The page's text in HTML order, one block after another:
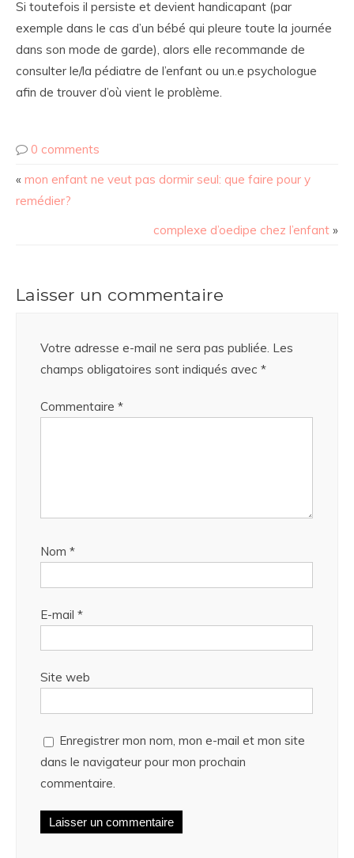
Si toutefois il persiste et devient handicapant (par
exemple dans le cas d’un bébé qui pleure toute la journée
dans son mode de garde), alors elle recommande de
consulter le/la pédiatre de l’enfant ou un.e psychologue
afin de trouver d’où vient le problème.
0 comments
« mon enfant ne veut pas dormir seul: que faire pour y
remédier?
complexe d’oedipe chez l’enfant »
Laisser un commentaire
Votre adresse e-mail ne sera pas publiée. Les
champs obligatoires sont indiqués avec *
Commentaire *
Nom *
E-mail *
Site web
Enregistrer mon nom, mon e-mail et mon site
dans le navigateur pour mon prochain
commentaire.